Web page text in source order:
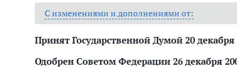
4.1 - 4.8)
на права граждан (ст. 5.1 - 5.69)
на здоровье, санитарно-эпидемиологическое
С изменениями и дополнениями от:
Принят Государственной Думой 20 декабря
Одобрен Советом Федерации 26 декабря